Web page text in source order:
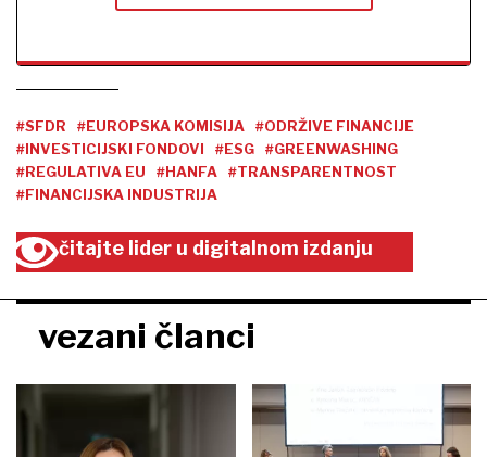
#SFDR #EUROPSKA KOMISIJA
#ODRŽIVE FINANCIJE
#INVESTICIJSKI FONDOVI
#ESG
#GREENWASHING
#REGULATIVA EU
#HANFA
#TRANSPARENTNOST
#FINANCIJSKA INDUSTRIJA
čitajte lider u digitalnom izdanju
vezani članci